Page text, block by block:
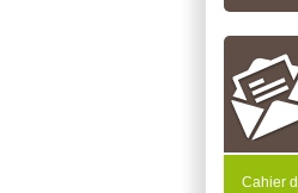
Cahier